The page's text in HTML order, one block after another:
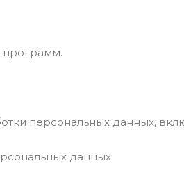
программ.
персональных данных,
данных;